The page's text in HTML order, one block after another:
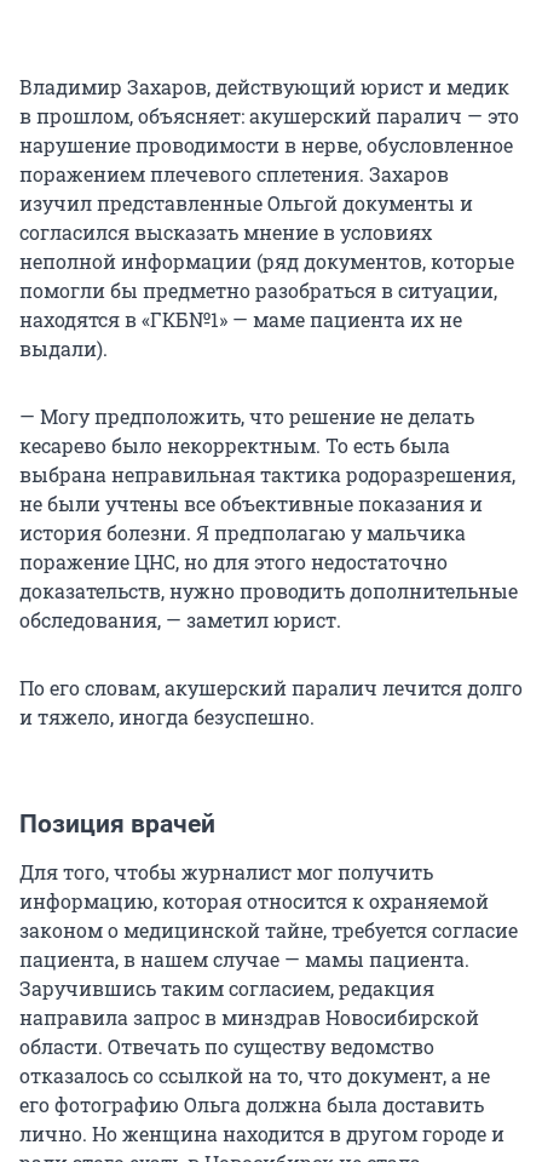
Владимир Захаров, действующий юрист и медик
в прошлом, объясняет: акушерский паралич — это
нарушение проводимости в нерве, обусловленное
поражением плечевого сплетения. Захаров
изучил представленные Ольгой документы и
согласился высказать мнение в условиях
неполной информации (ряд документов, которые
помогли бы предметно разобраться в ситуации,
находятся в «ГКБ№1» — маме пациента их не
выдали).
— Могу предположить, что решение не делать
кесарево было некорректным. То есть была
выбрана неправильная тактика родоразрешения,
не были учтены все объективные показания и
история болезни. Я предполагаю у мальчика
поражение ЦНС, но для этого недостаточно
доказательств, нужно проводить дополнительные
обследования, — заметил юрист.
По его словам, акушерский паралич лечится долго
и тяжело, иногда безуспешно.
Позиция врачей
Для того, чтобы журналист мог получить
информацию, которая относится к охраняемой
законом о медицинской тайне, требуется согласие
пациента, в нашем случае — мамы пациента.
Заручившись таким согласием, редакция
направила запрос в минздрав Новосибирской
области. Отвечать по существу ведомство
отказалось со ссылкой на то, что документ, а не
его фотографию Ольга должна была доставить
лично. Но женщина находится в другом городе и